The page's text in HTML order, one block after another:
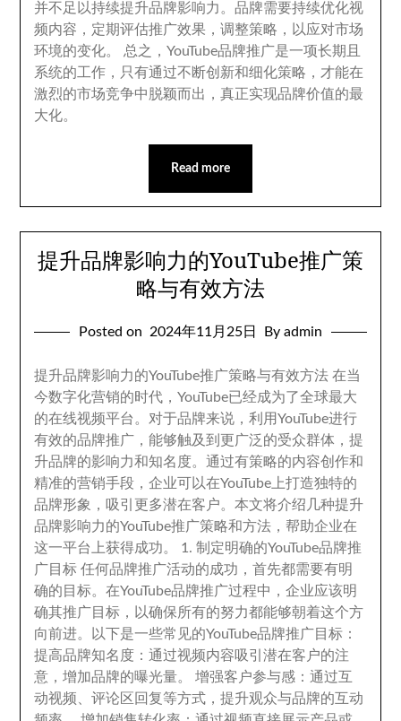
并不足以持续提升品牌影响力 。品牌需要持续优化视
频内容 ， 定期评估推广效果 ，调整策略 ，
以应对市场
环境的变化。 总之 ，YouTube品牌推广是一项长期且
系统的工作 ， 只有通过不断创新和细化策略 ， 才能在
激烈的市场竞争中脱颖而出 ，真正实现品牌价值的最
大化。
Read more
提升品牌影响力的YouTube推广策
略与有效方法
Posted on 2024年11月25日 By admin
提升品牌影响力的YouTube推广策略与有效方法 在当
今数字化营销的时代 ，YouTube已经成为了全球最大
的在线视频平台 。 对于品牌来说 ，利用YouTube进行
有效的品牌推广 ，能够触及到更广泛的受众群体 ，提
升品牌的影响力和知名度。通过有策略的内容创作和
精准的营销手段 ，企业可以在YouTube上打造独特的
品牌形象 ， 吸引更多潜在客户。本文将介绍几种提升
品牌影响力的YouTube推广策略和方法 ，帮助企业在
这一平台上获得成功。 1.制定明确的YouTube品牌推
广目标 任何品牌推广活动的成功 ，首先都需要有明
确的目标。在YouTube品牌推广过程中 ，企业应该明
确其推广目标 ，
以确保所有的努力都能够朝着这个方
向前进。 以下是一些常见的YouTube品牌推广目标 ：
提高品牌知名度 ：通过视频内容吸引潜在客户的注
意 ，增加品牌的曝光量。增强客户参与感 ：通过互
动视频 、评论区回复等方式 ，提升观众与品牌的互动